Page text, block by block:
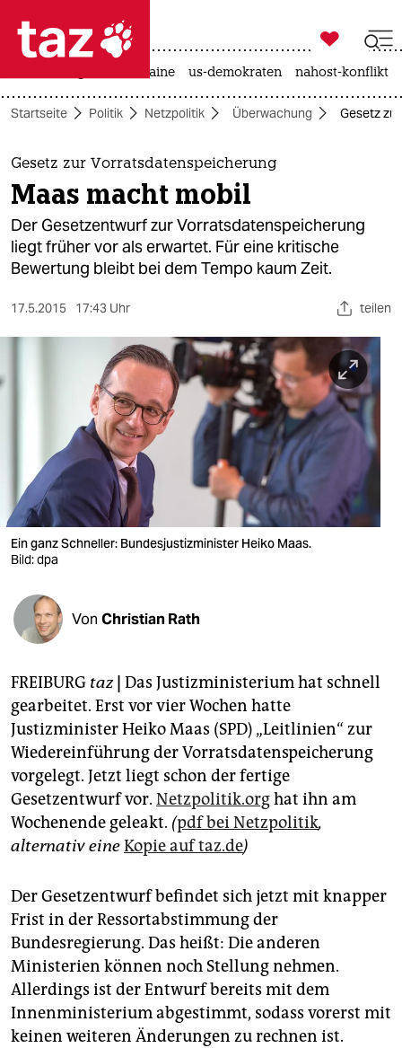
 taz zahl ich
taz zahl ich
themen
politik
öko
gesellschaft
wahrheit
verlag
verlag
veranstaltungen
shop
unterstützen
abo
genossenschaft
epaper login

taz zahl ich
krieg in der ukraine us-demokraten nahost-konflikt
Startseite Politik Netzpolitik Überwachung Gesetz
Gesetz zur Vorratsdatenspeicherung
Maas macht mobil
Der Gesetzentwurf zur Vorratsdatenspeicherung
liegt früher vor als erwartet. Für eine kritische
Bewertung bleibt bei dem Tempo kaum Zeit.
17.5.2015 17:43 Uhr teilen
Ein ganz Schneller: Bundesjustizminister Heiko Maas.
Bild: dpa
Von Christian Rath
FREIBURG taz Das Justizministerium hat schnell
gearbeitet. Erst vor vier Wochen hatte
Justizminister Heiko Maas (SPD) „Leitlinien“ zur
Wiedereinführung der Vorratsdatenspeicherung
vorgelegt. Jetzt liegt schon der fertige
Gesetzentwurf vor. Netzpolitik.orghat ihn am
Wochenende geleakt. (pdf bei Netzpolitik,
alternativ eineKopie auf taz.de)
Der Gesetzentwurf befindet sich jetzt mit knapper
Frist in der Ressortabstimmung der
Bundesregierung. Das heißt: Die anderen
Ministerien können noch Stellung nehmen.
Allerdings ist der Entwurf bereits mit dem
Innenministerium abgestimmt, sodass vorerst mit
keinen weiteren Änderungen zu rechnen ist.